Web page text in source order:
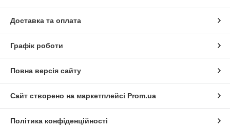
Доставка та оплата
Графік роботи
Повна версія сайту
Сайт створено на маркетплейсі Prom.ua
Політика конфіденційності